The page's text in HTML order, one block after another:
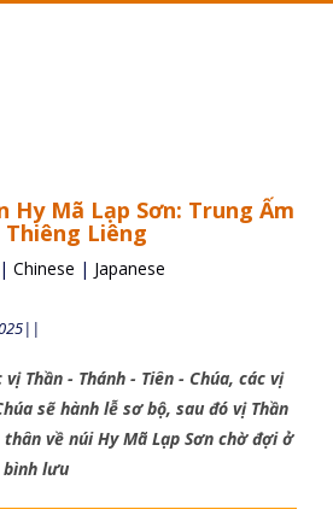
Hy Mã Lạp Sơn: Trung Ấm
Thiêng Liêng
| Chinese | Japanese
Thần - Thánh - Tiên - Chúa, các vị
sẽ hành lễ sơ bộ, sau đó vị Thần
về núi Hy Mã Lạp Sơn chờ đợi ở
lưu